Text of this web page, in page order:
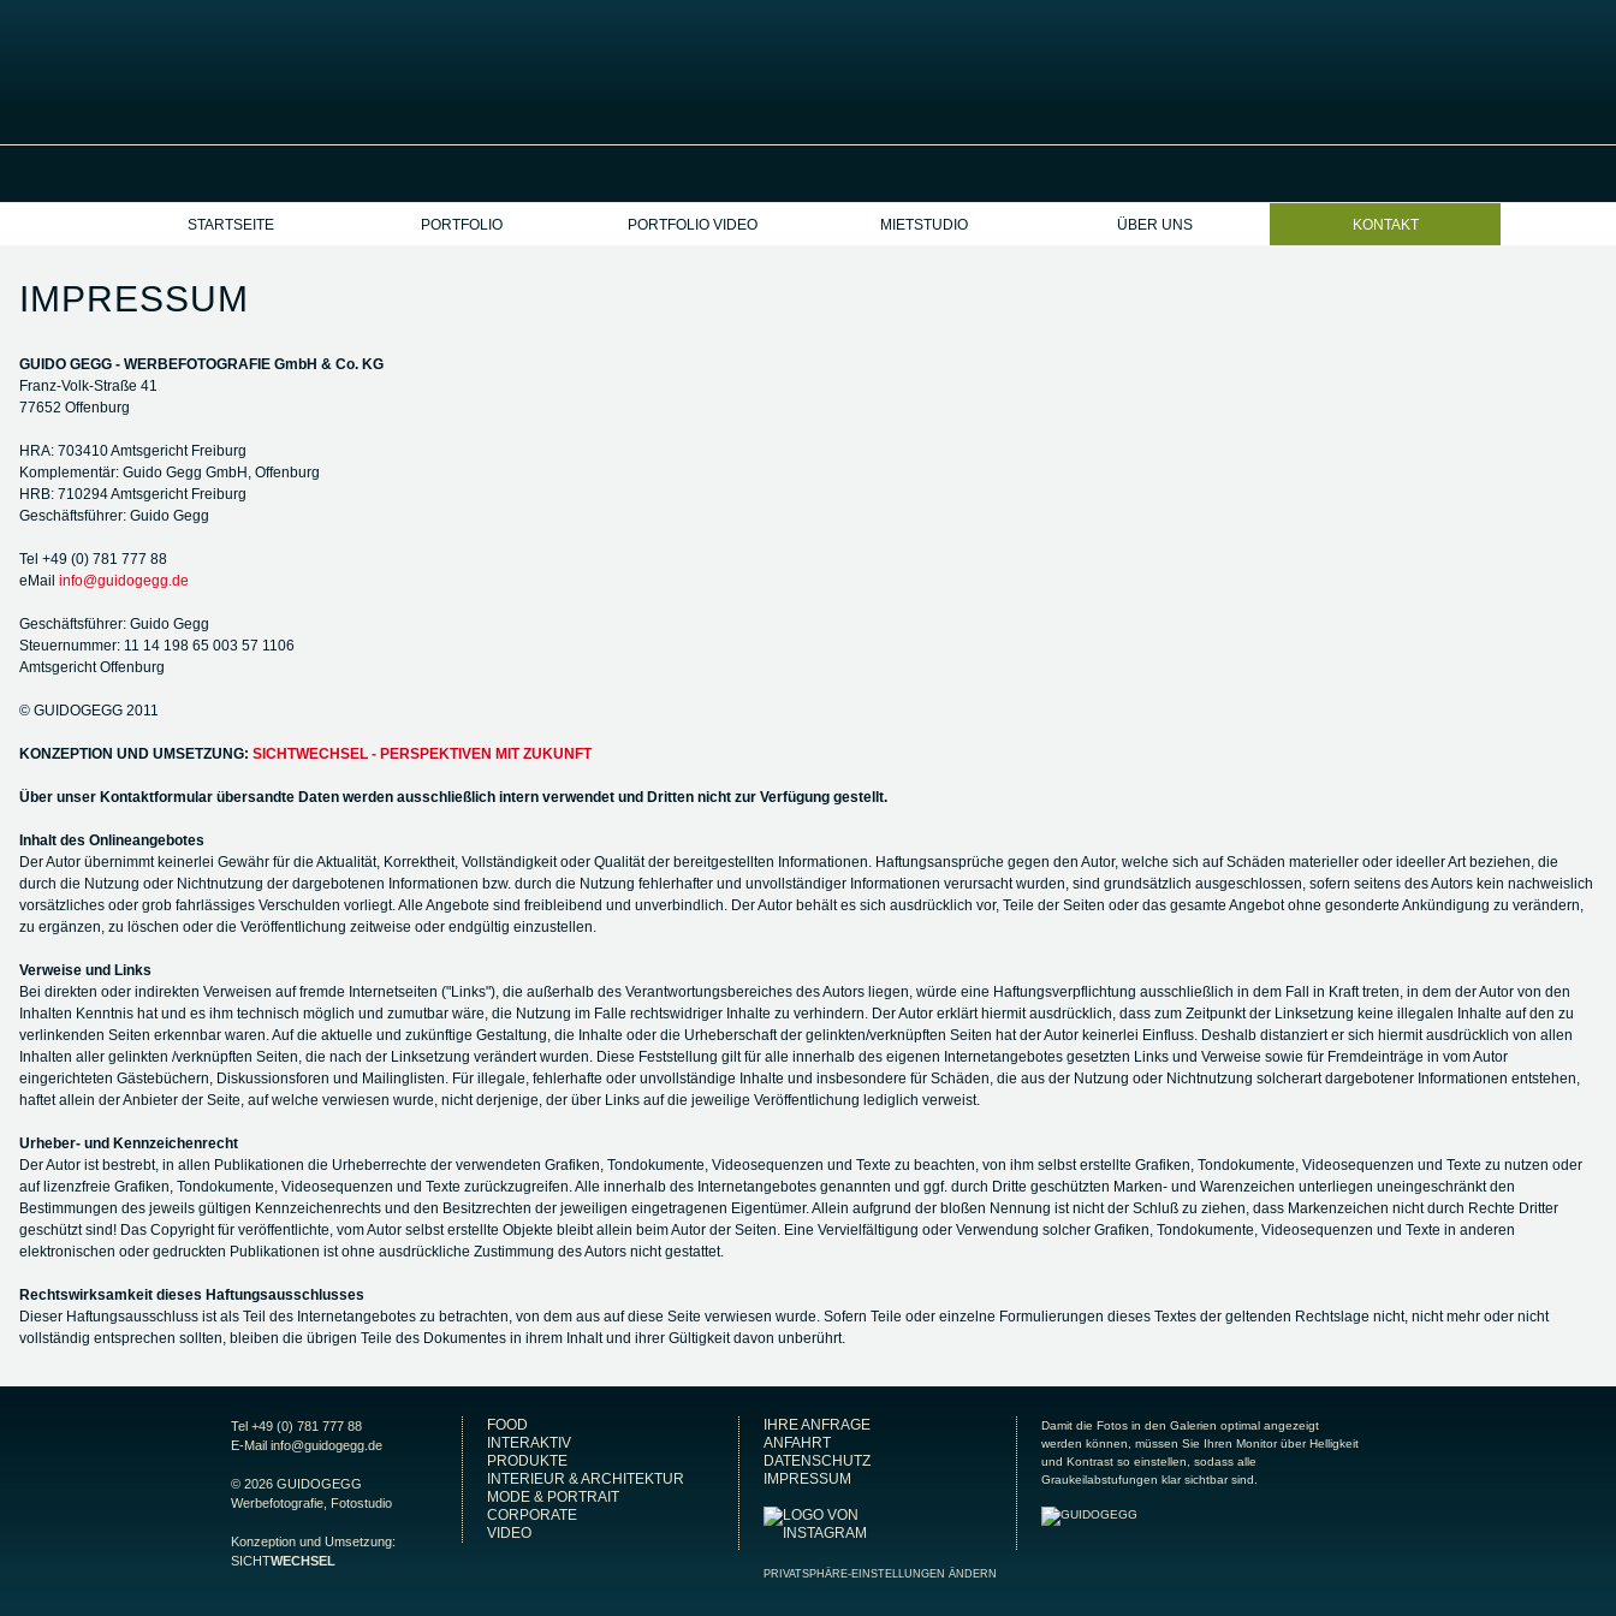
STARTSEITE PORTFOLIO PORTFOLIO VIDEO MIETSTUDIO ÜBER UNS KONTAKT
IMPRESSUM
GUIDO GEGG - WERBEFOTOGRAFIE GmbH & Co. KG
Franz-Volk-Straße 41
77652 Offenburg
HRA: 703410 Amtsgericht Freiburg
Komplementär: Guido Gegg GmbH, Offenburg
HRB: 710294 Amtsgericht Freiburg
Geschäftsführer: Guido Gegg
Tel +49 (0) 781 777 88
eMail info@guidogegg.de
Geschäftsführer: Guido Gegg
Steuernummer: 11 14 198 65 003 57 1106
Amtsgericht Offenburg
© GUIDOGEGG 2011
KONZEPTION UND UMSETZUNG: SICHTWECHSEL - PERSPEKTIVEN MIT ZUKUNFT
Über unser Kontaktformular übersandte Daten werden ausschließlich intern verwendet und Dritten nicht zur Verfügung gestellt.
Inhalt des Onlineangebotes
Der Autor übernimmt keinerlei Gewähr für die Aktualität, Korrektheit, Vollständigkeit oder Qualität der bereitgestellten Informationen. Haftungsansprüche gegen den Autor, welche sich auf Schäden materieller oder ideeller Art beziehen, die
durch die Nutzung oder Nichtnutzung der dargebotenen Informationen bzw. durch die Nutzung fehlerhafter und unvollständiger Informationen verursacht wurden, sind grundsätzlich ausgeschlossen, sofern seitens des Autors kein nachweislich
vorsätzliches oder grob fahrlässiges Verschulden vorliegt. Alle Angebote sind freibleibend und unverbindlich. Der Autor behält es sich ausdrücklich vor, Teile der Seiten oder das gesamte Angebot ohne gesonderte Ankündigung zu verändern,
zu ergänzen, zu löschen oder die Veröffentlichung zeitweise oder endgültig einzustellen.
Verweise und Links
Bei direkten oder indirekten Verweisen auf fremde Internetseiten ("Links"), die außerhalb des Verantwortungsbereiches des Autors liegen, würde eine Haftungsverpflichtung ausschließlich in dem Fall in Kraft treten, in dem der Autor von den
Inhalten Kenntnis hat und es ihm technisch möglich und zumutbar wäre, die Nutzung im Falle rechtswidriger Inhalte zu verhindern. Der Autor erklärt hiermit ausdrücklich, dass zum Zeitpunkt der Linksetzung keine illegalen Inhalte auf den zu
verlinkenden Seiten erkennbar waren. Auf die aktuelle und zukünftige Gestaltung, die Inhalte oder die Urheberschaft der gelinkten/verknüpften Seiten hat der Autor keinerlei Einfluss. Deshalb distanziert er sich hiermit ausdrücklich von allen
Inhalten aller gelinkten /verknüpften Seiten, die nach der Linksetzung verändert wurden. Diese Feststellung gilt für alle innerhalb des eigenen Internetangebotes gesetzten Links und Verweise sowie für Fremdeinträge in vom Autor
eingerichteten Gästebüchern, Diskussionsforen und Mailinglisten. Für illegale, fehlerhafte oder unvollständige Inhalte und insbesondere für Schäden, die aus der Nutzung oder Nichtnutzung solcherart dargebotener Informationen entstehen,
haftet allein der Anbieter der Seite, auf welche verwiesen wurde, nicht derjenige, der über Links auf die jeweilige Veröffentlichung lediglich verweist.
Urheber- und Kennzeichenrecht
Der Autor ist bestrebt, in allen Publikationen die Urheberrechte der verwendeten Grafiken, Tondokumente, Videosequenzen und Texte zu beachten, von ihm selbst erstellte Grafiken, Tondokumente, Videosequenzen und Texte zu nutzen oder
auf lizenzfreie Grafiken, Tondokumente, Videosequenzen und Texte zurückzugreifen. Alle innerhalb des Internetangebotes genannten und ggf. durch Dritte geschützten Marken- und Warenzeichen unterliegen uneingeschränkt den
Bestimmungen des jeweils gültigen Kennzeichenrechts und den Besitzrechten der jeweiligen eingetragenen Eigentümer. Allein aufgrund der bloßen Nennung ist nicht der Schluß zu ziehen, dass Markenzeichen nicht durch Rechte Dritter
geschützt sind! Das Copyright für veröffentlichte, vom Autor selbst erstellte Objekte bleibt allein beim Autor der Seiten. Eine Vervielfältigung oder Verwendung solcher Grafiken, Tondokumente, Videosequenzen und Texte in anderen
elektronischen oder gedruckten Publikationen ist ohne ausdrückliche Zustimmung des Autors nicht gestattet.
Rechtswirksamkeit dieses Haftungsausschlusses
Dieser Haftungsausschluss ist als Teil des Internetangebotes zu betrachten, von dem aus auf diese Seite verwiesen wurde. Sofern Teile oder einzelne Formulierungen dieses Textes der geltenden Rechtslage nicht, nicht mehr oder nicht
vollständig entsprechen sollten, bleiben die übrigen Teile des Dokumentes in ihrem Inhalt und ihrer Gültigkeit davon unberührt.
Tel +49 (0) 781 777 88
E-Mail info@guidogegg.de
© 2026 GUIDOGEGG
Werbefotografie, Fotostudio
Konzeption und Umsetzung:
SICHTWECHSEL
FOOD
INTERAKTIV
PRODUKTE
INTERIEUR & ARCHITEKTUR
MODE & PORTRAIT
CORPORATE
VIDEO
IHRE ANFRAGE
ANFAHRT
DATENSCHUTZ
IMPRESSUM
PRIVATSPHÄRE-EINSTELLUNGEN ÄNDERN
Damit die Fotos in den Galerien optimal angezeigt
werden können, müssen Sie Ihren Monitor über Helligkeit
und Kontrast so einstellen, sodass alle
Graukeilabstufungen klar sichtbar sind.